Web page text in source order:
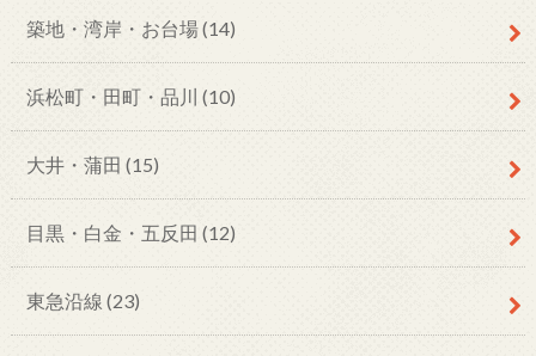
築地・湾岸・お台場(14)
浜松町・田町・品川 (10)
大井・蒲田 (15)
目黒・白金・五反田 (12)
東急沿線 (23)